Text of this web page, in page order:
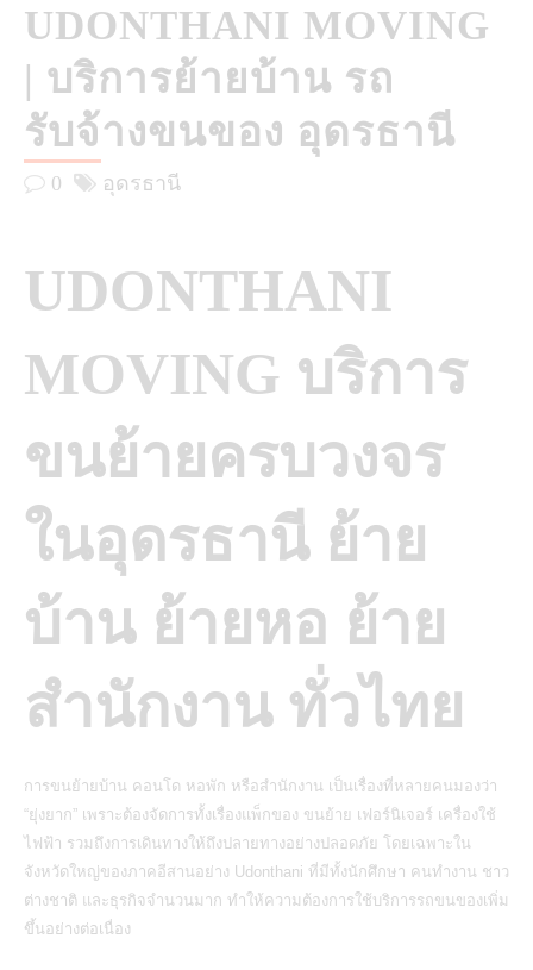
UDONTHANI MOVING
| บริการย้ายบ้าน รถ
รับจ้างขนของ อุดรธานี
0 อุดรธานี
UDONTHANI
MOVING บริการ
ขนย้ายครบวงจร
ในอุดรธานี ย้าย
บ้าน ย้ายหอ ย้าย
สำนักงาน ทั่วไทย
การขนย้ายบ้าน คอนโด หอพัก หรือสำนักงาน เป็นเรื่องที่หลายคนมองว่า
“ยุ่งยาก” เพราะต้องจัดการทั้งเรื่องแพ็กของ ขนย้าย เฟอร์นิเจอร์ เครื่องใช้
ไฟฟ้า รวมถึงการเดินทางให้ถึงปลายทางอย่างปลอดภัย โดยเฉพาะใน
จังหวัดใหญ่ของภาคอีสานอย่าง Udonthani ที่มีทั้งนักศึกษา คนทำงาน ชาว
ต่างชาติ และธุรกิจจำนวนมาก ทำให้ความต้องการใช้บริการรถขนของเพิ่ม
ขึ้นอย่างต่อเนื่อง